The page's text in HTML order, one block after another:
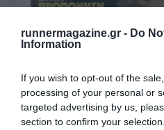
runnermagazine.gr - Do
Information
If you wish to opt-out of the
processing of your personal or
targeted advertising by us,
section to confirm your